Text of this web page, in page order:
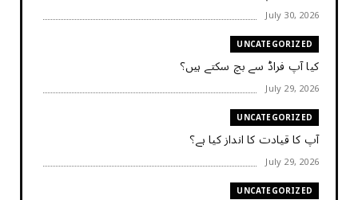
July 30, 2026
UNCATEGORIZED
کیا آپ فراڈ سے بچ سکتے ہیں؟
July 29, 2026
UNCATEGORIZED
آپ کا قیادت کا انداز کیا ہے؟
July 29, 2026
UNCATEGORIZED